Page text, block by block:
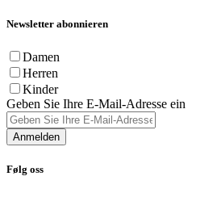
Newsletter abonnieren
Damen
Herren
Kinder
Geben Sie Ihre E-Mail-Adresse ein
Anmelden
Følg oss